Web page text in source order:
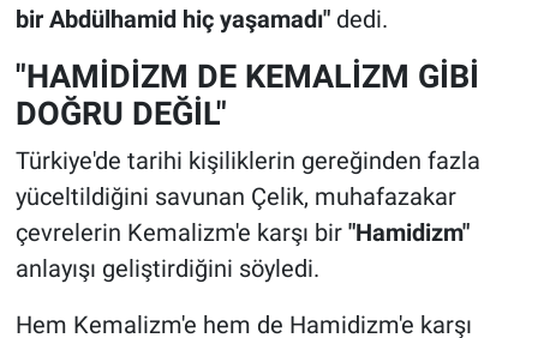
bir Abdülhamid hiç yaşamadı"dedi.
"HAMİDİZM DE KEMALİZM GİBİ
DOĞRU DEĞİL"
Türkiye'de tarihi kişiliklerin gereğinden fazla
yüceltildiğini savunan Çelik, muhafazakar
çevrelerin Kemalizm'e karşı bir "Hamidizm"
anlayışı geliştirdiğini söyledi.
Hem Kemalizm'e hem de Hamidizm'e karşı